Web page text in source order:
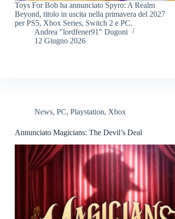
Toys For Bob ha annunciato Spyro: A Realm
Beyond, titolo in uscita nella primavera del 2027
per PS5, Xbox Series, Switch 2 e PC.
Andrea "lordfener91" Dugoni
12 Giugno 2026
News, PC, Playstation, Xbox
Annunciato Magicians: The Devil’s Deal